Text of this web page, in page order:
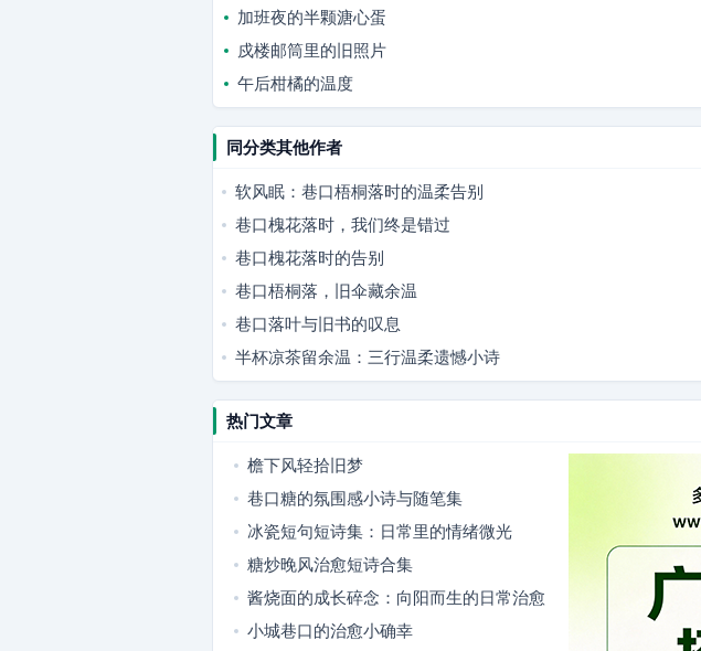
加班夜的半颗溏心蛋
戍楼邮筒里的旧照片
午后柑橘的温度
同分类其他作者
软风眠：巷口梧桐落时的温柔告别
巷口槐花落时，我们终是错过
巷口槐花落时的告别
巷口梧桐落，旧伞藏余温
巷口落叶与旧书的叹息
半杯凉茶留余温：三行温柔遗憾小诗
热门文章
檐下风轻拾旧梦
巷口糖的氛围感小诗与随笔集
冰瓷短句短诗集：日常里的情绪微光
糖炒晚风治愈短诗合集
酱烧面的成长碎念：向阳而生的日常治愈
小城巷口的治愈小确幸